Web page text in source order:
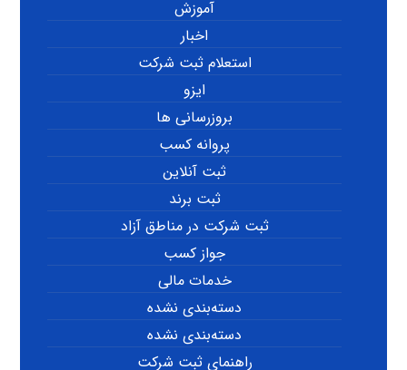
آموزش
اخبار
استعلام ثبت شرکت
ایزو
بروزرسانی ها
پروانه کسب
ثبت آنلاین
ثبت برند
ثبت شرکت در مناطق آزاد
جواز کسب
خدمات مالی
دسته‌بندی نشده
دسته‌بندی نشده
راهنمای ثبت شرکت